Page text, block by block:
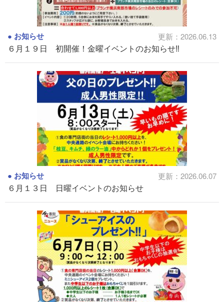
お知らせ 更新：2026.06.13
６月１９日 初開催！金曜イベントのお知らせ‼
お知らせ 更新：2026.06.07
６月１３日 日曜イベントのお知らせ